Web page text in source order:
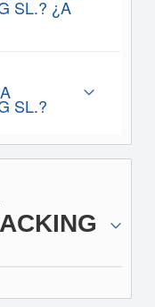
SL.? ¿A
SL.?